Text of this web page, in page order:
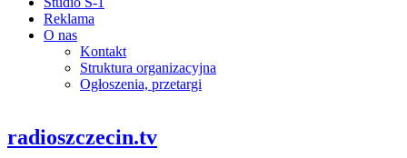
Reklama
O nas
Kontakt
Struktura organizacyjna
Ogłoszenia, przetargi
radioszczecin.tv